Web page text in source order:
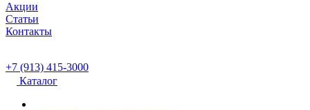
Акции
Статьи
Контакты
+7 (913) 415-3000
Каталог